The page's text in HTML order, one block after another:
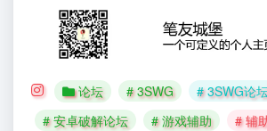
论坛 # 3SWG # 3SWG论
# 安卓破解论坛
# 游戏辅助 # 辅